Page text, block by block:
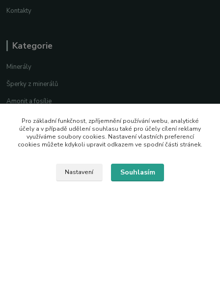
Kontakty
Kategorie
Minerály
Šperky z minerálů
Amonit a fosílie
České minerály
Lapače zlých snů
Pro základní funkčnost, zpříjemnění používání webu, analytické
účely a v případě udělení souhlasu také pro účely cílení reklamy
využíváme soubory cookies. Nastavení vlastních preferencí
cookies můžete kdykoli upravit odkazem ve spodní části stránek.
Nastavení Souhlasím